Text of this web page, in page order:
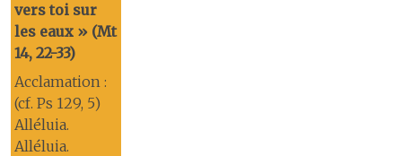
vers toi sur
les eaux » (Mt
14, 22-33)
Acclamation :
(cf. Ps 129, 5)
Alléluia.
Alléluia.